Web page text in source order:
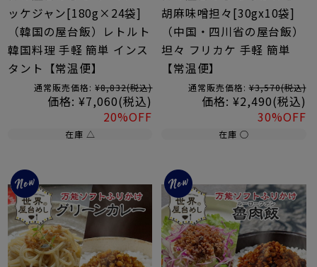
ッケジャン[180g×24袋]
（韓国の屋台飯）レトルト
韓国料理 手軽 簡単 インス
タント【常温便】
通常販売価格: ¥8,832(税込)
価格: ¥7,060(税込)
20%OFF
在庫 △
胡麻味噌担々[30gx10袋]
（中国・四川省の屋台飯）
坦々 フリカケ 手軽 簡単
【常温便】
通常販売価格: ¥3,570(税込)
価格: ¥2,490(税込)
30%OFF
在庫 ○